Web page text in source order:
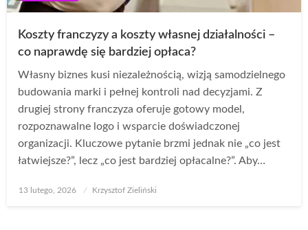
Koszty franczyzy a koszty własnej działalności –
co naprawdę się bardziej opłaca?
Własny biznes kusi niezależnością, wizją samodzielnego
budowania marki i pełnej kontroli nad decyzjami. Z
drugiej strony franczyza oferuje gotowy model,
rozpoznawalne logo i wsparcie doświadczonej
organizacji. Kluczowe pytanie brzmi jednak nie „co jest
łatwiejsze?”, lecz „co jest bardziej opłacalne?”. Aby…
Opublikowane
13 lutego, 2026 Krzysztof Zieliński